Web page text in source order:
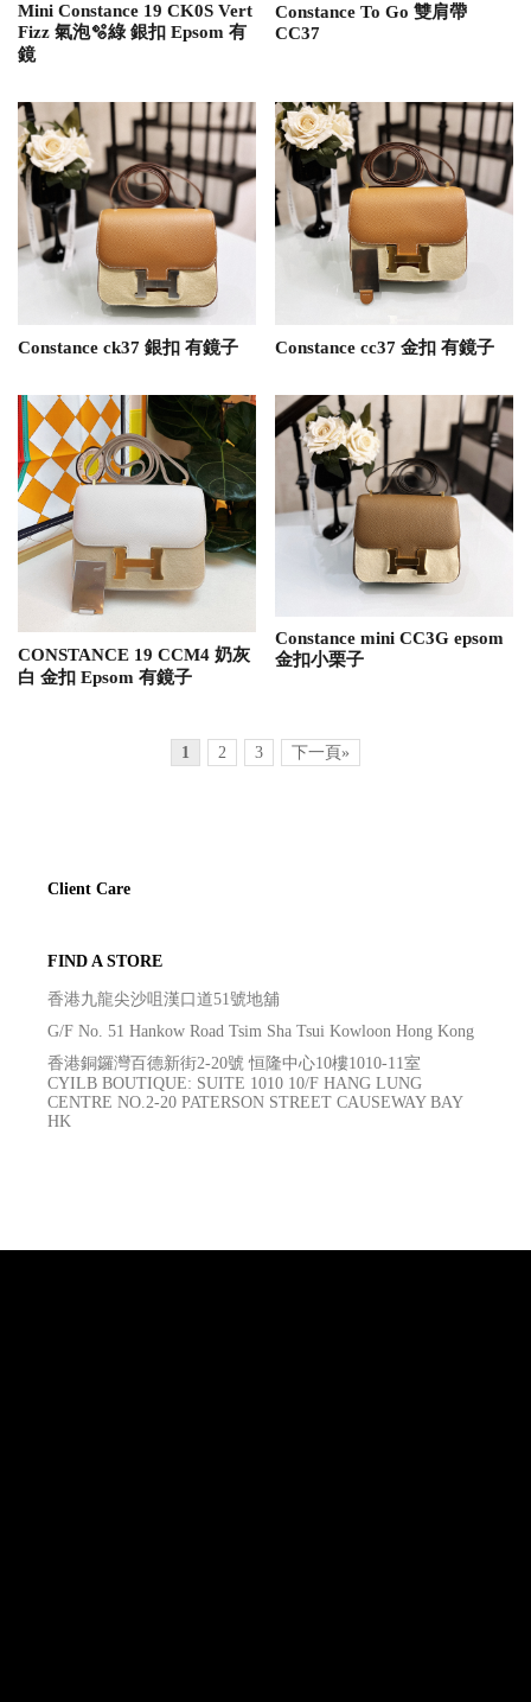
Mini Constance 19 CK0S Vert
Fizz 氣泡🫧綠 銀扣 Epsom 有
鏡
Constance To Go 雙肩帶
CC37
Constance ck37 銀扣 有鏡子 Constance cc37 金扣 有鏡子
CONSTANCE 19 CCM4 奶灰
白 金扣 Epsom 有鏡子
Constance mini CC3G epsom
金扣小栗子
1 2 3 下一頁»
Client Care
FIND A STORE
香港九龍尖沙咀漢口道51號地舖
G/F No. 51 Hankow Road Tsim Sha Tsui Kowloon Hong Kong
香港銅鑼灣百德新街2-20號 恒隆中心10樓1010-11室
CYILB BOUTIQUE: SUITE 1010 10/F HANG LUNG
CENTRE NO.2-20 PATERSON STREET CAUSEWAY BAY
HK